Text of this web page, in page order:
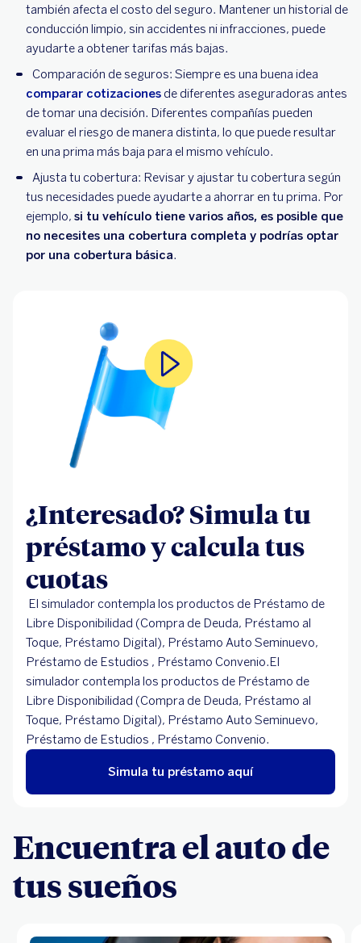
también afecta el costo del seguro. Mantener un historial de
conducción limpio, sin accidentes ni infracciones, puede
ayudarte a obtener tarifas más bajas.
Comparación de seguros: Siempre es una buena idea
comparar cotizaciones de diferentes aseguradoras antes
de tomar una decisión. Diferentes compañías pueden
evaluar el riesgo de manera distinta, lo que puede resultar
en una prima más baja para el mismo vehículo.
Ajusta tu cobertura: Revisar y ajustar tu cobertura según
tus necesidades puede ayudarte a ahorrar en tu prima. Por
ejemplo, si tu vehículo tiene varios años, es posible que
no necesites una cobertura completa y podrías optar
por una cobertura básica.
¿Interesado? Simula tu
préstamo y calcula tus
cuotas
El simulador contempla los productos de Préstamo de
Libre Disponibilidad (Compra de Deuda, Préstamo al
Toque, Préstamo Digital), Préstamo Auto Seminuevo,
Préstamo de Estudios , Préstamo Convenio.El
simulador contempla los productos de Préstamo de
Libre Disponibilidad (Compra de Deuda, Préstamo al
Toque, Préstamo Digital), Préstamo Auto Seminuevo,
Préstamo de Estudios , Préstamo Convenio.
Simula tu préstamo aquí
Encuentra el auto de
tus sueños